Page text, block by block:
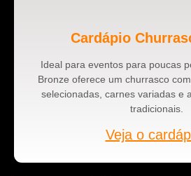
Cardápio
Ideal para eventos para poucas
Bronze oferece um churrasco
selecionadas, carnes variadas e
tradicionais.
Veja o